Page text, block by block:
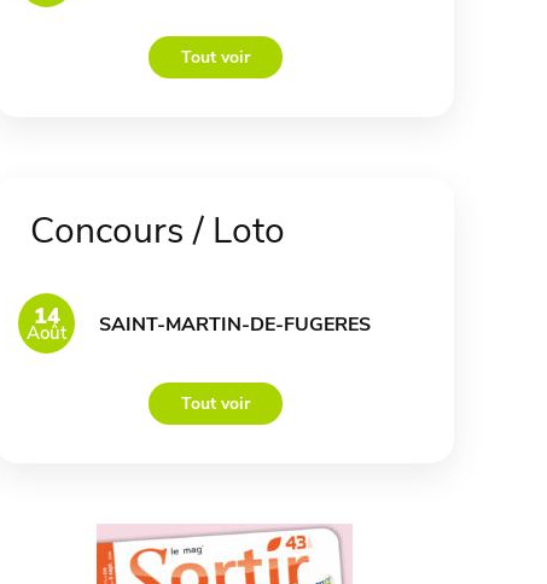
Tout voir
Concours / Loto
14
Août SAINT-MARTIN-DE-FUGERES
Tout voir